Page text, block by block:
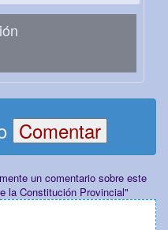
un comentario sobre este
la Constitución Provincial"